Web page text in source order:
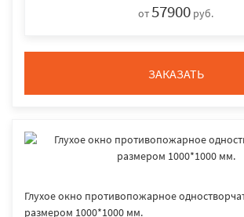
от57900 руб.
ЗАКАЗАТЬ
Глухое окно противопожарное
размером 1000*1000 мм.